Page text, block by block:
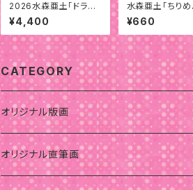
2026水森亜土「ドライ
クールタッチTシャツ」
¥4,400
水森亜土「ちり
マグネット」
¥660
CATEGORY
オリジナル版画
オリジナル直筆画